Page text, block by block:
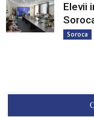
Elevii
Soroca